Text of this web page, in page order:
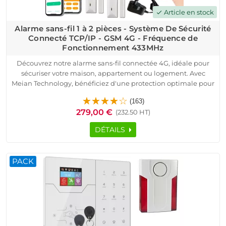
check Article en stock
Alarme sans-fil 1 à 2 pièces - Système De Sécurité
Connecté TCP/IP - GSM 4G - Fréquence de
Fonctionnement 433MHz
Découvrez notre alarme sans-fil connectée 4G, idéale pour
sécuriser votre maison, appartement ou logement. Avec
Meian Technology, bénéficiez d'une protection optimale pour
fréquence 433MHz et est compatible avec toutes les box
internet, y compris la fibre.
Le pack inclut une centrale HA-VGT, des détecteurs
d'ouverture, un détecteur de mouvement, une sirène
Contrôlez votre alarme connectée via l'application
iOS/Android et recevez des notifications en temps réel.
Sécurisez dès maintenant votre domicile avec notre alarme
sans-fil connectée 4G et profitez de la qualité professionnelle
à prix compétitif.
(163)
279,00 € (232.50 HT)
DÉTAILS
PACK